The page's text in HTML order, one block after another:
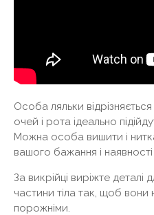
Особа ляльки
очей і рота ідеально
Можна особа вишити і
вашого бажання і наявності
За викрійці виріжте деталі
частини тіла так, щоб
порожніми.